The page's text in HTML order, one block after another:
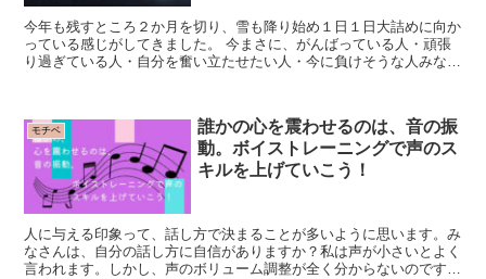
今年も残すところ２か月を切り、雪も降り始め１日１日大詰めに向か
っている感じがしてきました。 今まさに、がんばっている人・頑張
り過ぎている人・自分を奮い立たせたい人・今に負けそうな人みなさ
モチベ
誰かの心を震わせるのは、音の振
動。ボイストレーニングで声のス
キルを上げていこう！
人に与える印象って、話し方で決まることが多いように思います。み
なさんは、自分の話し方に自信がありますか？私は声が小さいとよく
言われます。しかし、声のボリューム調整が全く分からないのです。